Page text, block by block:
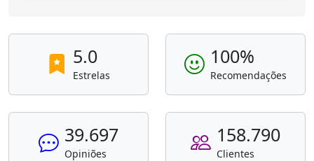
5.0
Estrelas
100%
Recomendações
39.697
Opiniões
158.790
Clientes